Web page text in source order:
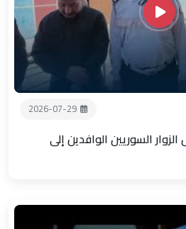
2026-07-29
السوريين الوافدين إلى